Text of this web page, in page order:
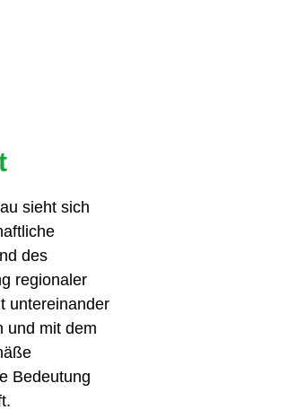
sieht sich
des
regionaler
untereinander
und mit dem
Bedeutung